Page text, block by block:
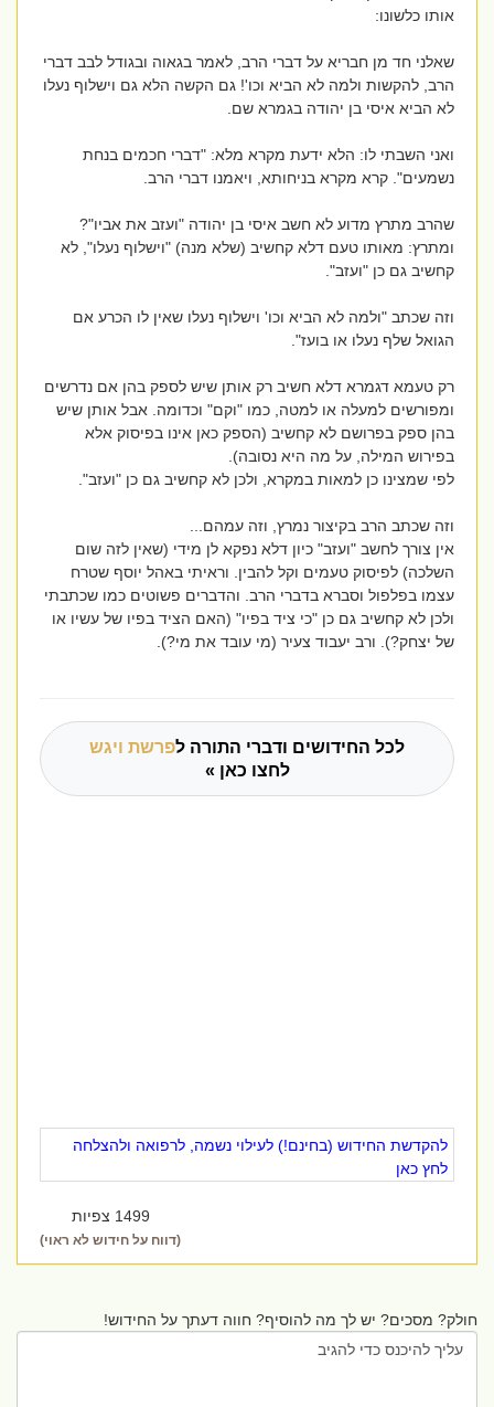
אותו כלשונו:
שאלני חד מן חבריא על דברי הרב, לאמר בגאוה ובגודל לבב דברי
הרב, להקשות ולמה לא הביא וכו'! גם הקשה הלא גם וישלוף נעלו
לא הביא איסי בן יהודה בגמרא שם.
ואני השבתי לו: הלא ידעת מקרא מלא: "דברי חכמים בנחת
נשמעים". קרא מקרא בניחותא, ויאמנו דברי הרב.
שהרב מתרץ מדוע לא חשב איסי בן יהודה "ועזב את אביו"?
ומתרץ: מאותו טעם דלא קחשיב (שלא מנה) "וישלוף נעלו", לא
קחשיב גם כן "ועזב".
וזה שכתב "ולמה לא הביא וכו' וישלוף נעלו שאין לו הכרע אם
הגואל שלף נעלו או בועז".
רק טעמא דגמרא דלא חשיב רק אותן שיש לספק בהן אם נדרשים
ומפורשים למעלה או למטה, כמו "וקם" וכדומה. אבל אותן שיש
בהן ספק בפרושם לא קחשיב (הספק כאן אינו בפיסוק אלא
בפירוש המילה, על מה היא נסובה).
לפי שמצינו כן למאות במקרא, ולכן לא קחשיב גם כן "ועזב".
וזה שכתב הרב בקיצור נמרץ, וזה עמהם...
אין צורך לחשב "ועזב" כיון דלא נפקא לן מידי (שאין לזה שום
השלכה) לפיסוק טעמים וקל להבין. וראיתי באהל יוסף שטרח
עצמו בפלפול וסברא בדברי הרב. והדברים פשוטים כמו שכתבתי
ולכן לא קחשיב גם כן "כי ציד בפיו" (האם הציד בפיו של עשיו או
של יצחק?). ורב יעבוד צעיר (מי עובד את מי?).
לכל החידושים ודברי התורה לפרשת ויגש
לחצו כאן »
להקדשת החידוש (בחינם!) לעילוי נשמה, לרפואה ולהצלחה
לחץ כאן
1499 צפיות
(דווח על חידוש לא ראוי)
חולק? מסכים? יש לך מה להוסיף? חווה דעתך על החידוש!